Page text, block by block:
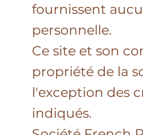
Mentions légales
Site vitrine : Les
fournissent
personnelle.
Ce site et son